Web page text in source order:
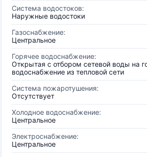
Система водостоков:
Наружные водостоки
Газоснабжение:
Центральное
Горячее водоснабжение:
Открытая с отбором сетевой воды на
водоснабжение из тепловой сети
Система пожаротушения:
Отсутствует
Холодное водоснабжение:
Центральное
Электроснабжение:
Центральное